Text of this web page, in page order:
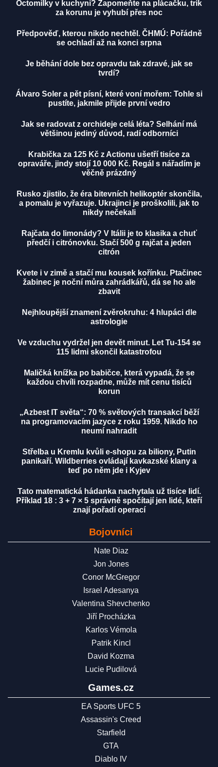
Octomilky v kuchyni? Zapomeňte na plácačku, trik
za korunu je vyhubí přes noc
Předpověď, kterou nikdo nechtěl. ČHMÚ: Pořádně
se ochladí až na konci srpna
Je běhání dole bez opravdu tak zdravé, jak se
tvrdí?
Álvaro Soler a pět písní, které voní mořem: Tohle si
pustíte, jakmile přijde první vedro
Jak se radovat z orchideje celá léta? Selhání má
většinou jediný důvod, radí odborníci
Krabička za 125 Kč z Actionu ušetří tisíce za
opraváře, jindy stojí 10 000 Kč. Regál s nářadím je
věčně prázdný
Rusko zjistilo, že éra bitevních helikoptér skončila,
a pomalu je vyřazuje. Ukrajinci je proškolili, jak to
nikdy nečekali
Rajčata do limonády? V Itálii je to klasika a chuť
předčí i citrónovku. Stačí 500 g rajčat a jeden
citrón
Kvete i v zimě a stačí mu kousek kořínku. Ptačinec
žabinec je noční můra zahrádkářů, dá se ho ale
zbavit
Nejhloupější znamení zvěrokruhu: 4 hlupáci dle
astrologie
Ve vzduchu vydržel jen devět minut. Let Tu-154 se
115 lidmi skončil katastrofou
Maličká knížka po babičce, která vypadá, že se
každou chvíli rozpadne, může mít cenu tisíců
korun
„Azbest IT světa“: 70 % světových transakcí běží
na programovacím jazyce z roku 1959. Nikdo ho
neumí nahradit
Střelba u Kremlu kvůli e-shopu za biliony, Putin
panikaří. Wildberries ovládají kavkazské klany a
teď po něm jde i Kyjev
Tato matematická hádanka nachytala už tisíce lidí.
Příklad 18 : 3 + 7 × 5 správně spočítají jen lidé, kteří
znají pořadí operací
Bojovníci
Nate Diaz
Jon Jones
Conor McGregor
Israel Adesanya
Valentina Shevchenko
Jiří Procházka
Karlos Vémola
Patrik Kincl
David Kozma
Lucie Pudilová
Games.cz
EA Sports UFC 5
Assassin's Creed
Starfield
GTA
Diablo IV